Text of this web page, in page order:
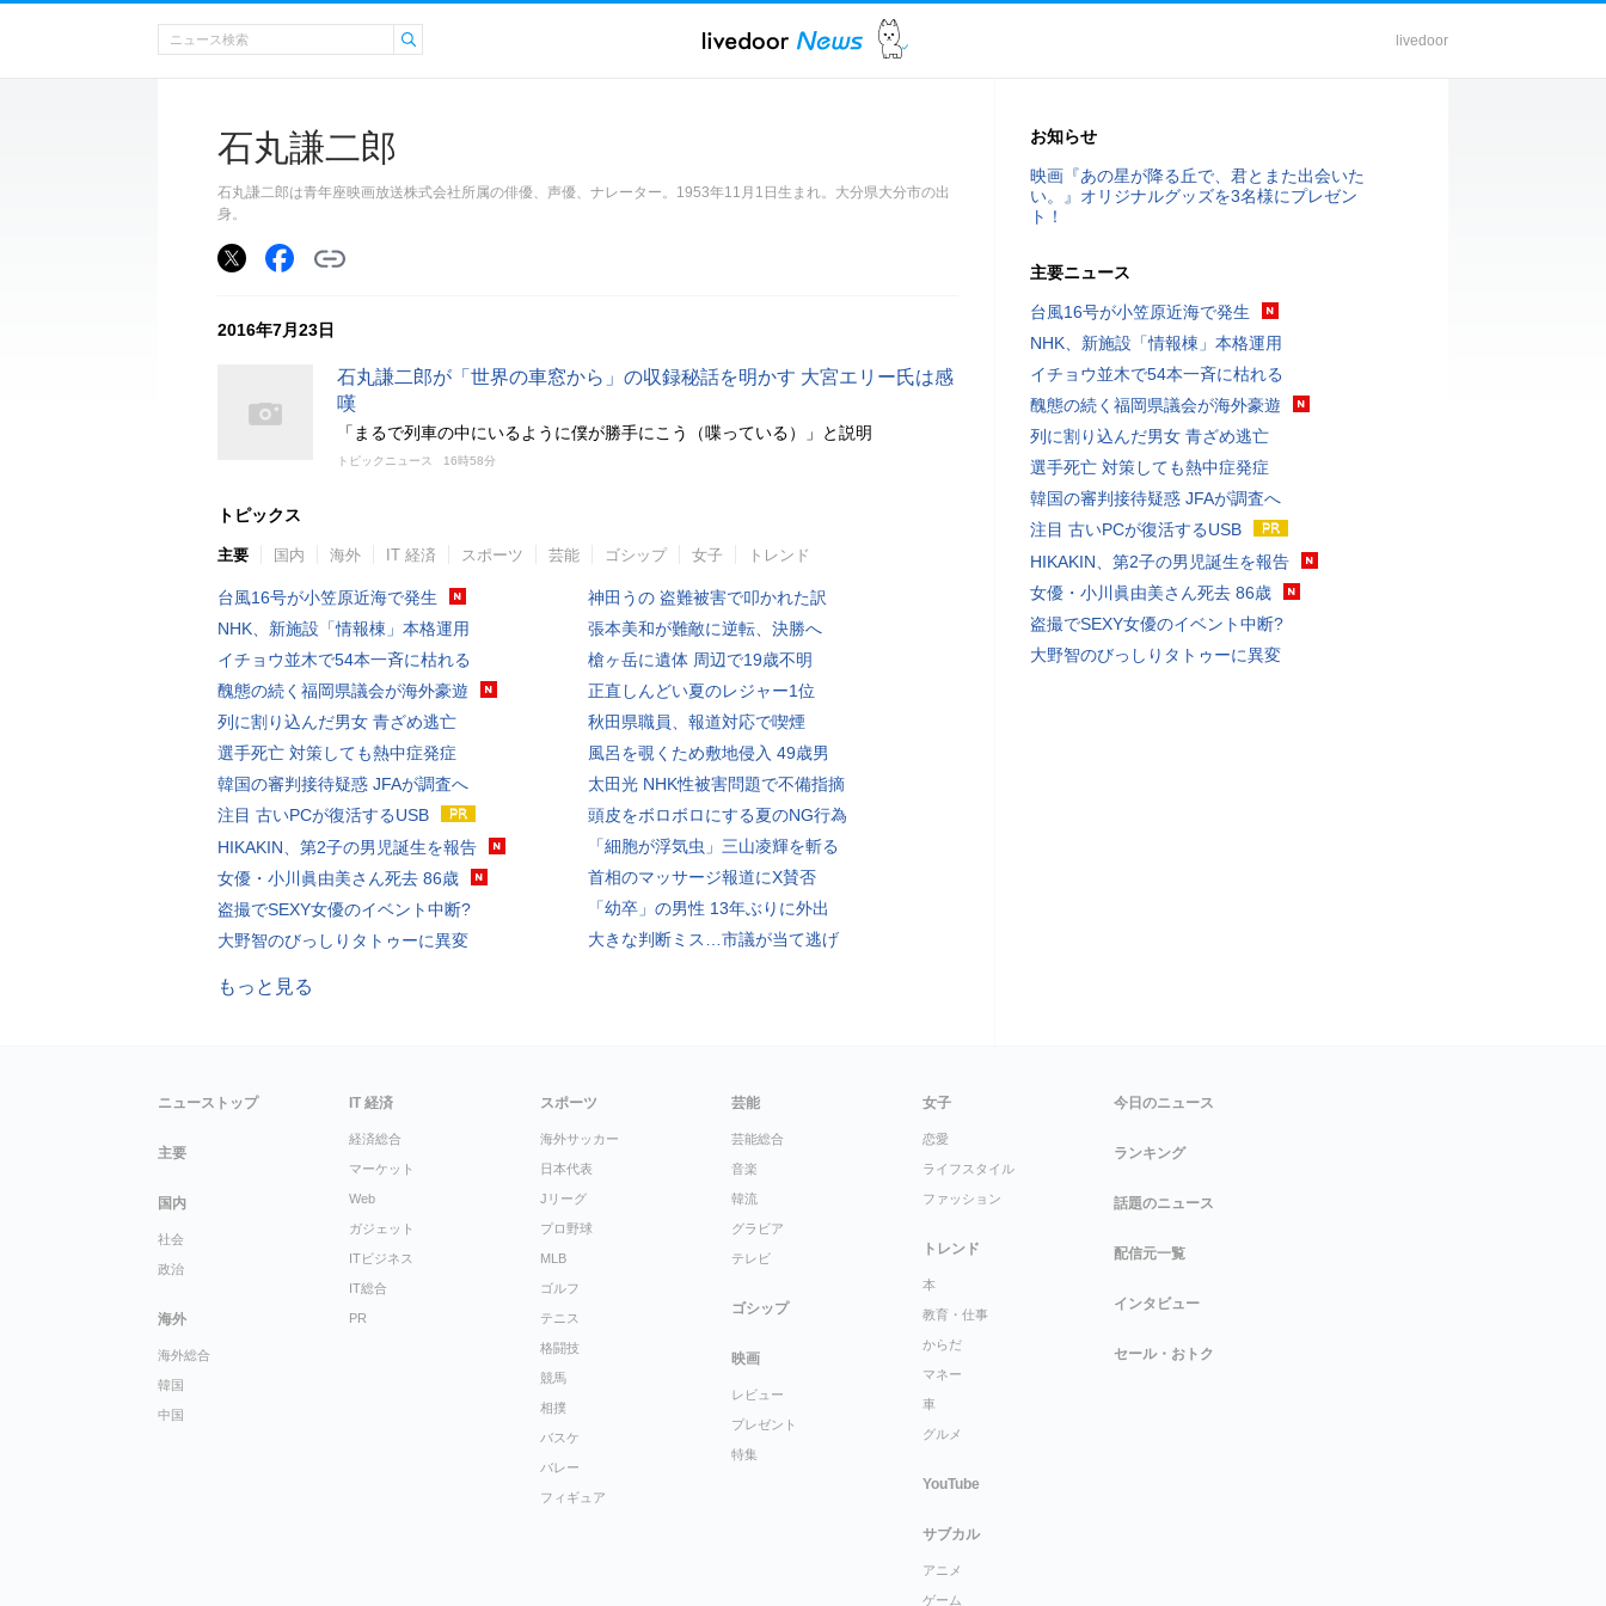
livedoor
石丸謙二郎
石丸謙二郎は青年座映画放送株式会社所属の俳優、声優、ナレーター。1953年11月1日生まれ。大分県大分市の出
身。
2016年7月23日
石丸謙二郎が「世界の車窓から」の収録秘話を明かす 大宮エリー氏は感
嘆
「まるで列車の中にいるように僕が勝手にこう（喋っている）」と説明
トピックニュース 16時58分
トピックス
主要 国内 海外 IT 経済 スポーツ 芸能 ゴシップ 女子 トレンド
台風16号が小笠原近海で発生
NHK、新施設「情報棟」本格運用
イチョウ並木で54本一斉に枯れる
醜態の続く福岡県議会が海外豪遊
列に割り込んだ男女 青ざめ逃亡
選手死亡 対策しても熱中症発症
韓国の審判接待疑惑 JFAが調査へ
注目 古いPCが復活するUSB
HIKAKIN、第2子の男児誕生を報告
女優・小川眞由美さん死去 86歳
盗撮でSEXY女優のイベント中断?
大野智のびっしりタトゥーに異変
神田うの 盗難被害で叩かれた訳
張本美和が難敵に逆転、決勝へ
槍ヶ岳に遺体 周辺で19歳不明
正直しんどい夏のレジャー1位
秋田県職員、報道対応で喫煙
風呂を覗くため敷地侵入 49歳男
太田光 NHK性被害問題で不備指摘
頭皮をボロボロにする夏のNG行為
「細胞が浮気虫」三山凌輝を斬る
首相のマッサージ報道にX賛否
「幼卒」の男性 13年ぶりに外出
大きな判断ミス…市議が当て逃げ
もっと見る
お知らせ
映画『あの星が降る丘で、君とまた出会いた
い。』オリジナルグッズを3名様にプレゼン
ト！
主要ニュース
台風16号が小笠原近海で発生
NHK、新施設「情報棟」本格運用
イチョウ並木で54本一斉に枯れる
醜態の続く福岡県議会が海外豪遊
列に割り込んだ男女 青ざめ逃亡
選手死亡 対策しても熱中症発症
韓国の審判接待疑惑 JFAが調査へ
注目 古いPCが復活するUSB
HIKAKIN、第2子の男児誕生を報告
女優・小川眞由美さん死去 86歳
盗撮でSEXY女優のイベント中断?
大野智のびっしりタトゥーに異変
ニューストップ
主要
国内
社会
政治
海外
海外総合
韓国
中国
IT 経済
経済総合
マーケット
Web
ガジェット
ITビジネス
IT総合
PR
スポーツ
海外サッカー
日本代表
Jリーグ
プロ野球
MLB
ゴルフ
テニス
格闘技
競馬
相撲
バスケ
バレー
フィギュア
芸能
芸能総合
音楽
韓流
グラビア
テレビ
ゴシップ
映画
レビュー
プレゼント
特集
女子
恋愛
ライフスタイル
ファッション
トレンド
本
教育・仕事
からだ
マネー
車
グルメ
YouTube
サブカル
アニメ
ゲーム
今日のニュース
ランキング
話題のニュース
配信元一覧
インタビュー
セール・おトク